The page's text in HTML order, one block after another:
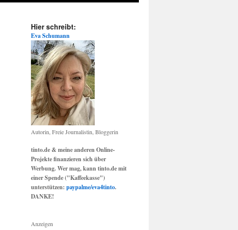
Hier schreibt:
Eva Schumann
Autorin, Freie Journalistin, Bloggerin
tinto.de & meine anderen Online-
Projekte finanzieren sich über
Werbung. Wer mag, kann tinto.de mit
einer Spende ("Kaffeekasse")
unterstützen: paypalme/eva4tinto.
DANKE!
Anzeigen